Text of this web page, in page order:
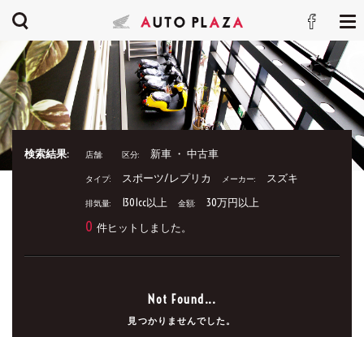
検索結果: 店舗: 区分: 新車 ・ 中古車
タイプ: スポーツ/レプリカ メーカー: スズキ
排気量: 1301cc以上 金額: 30万円以上
0 件ヒットしました。
Not Found...
見つかりませんでした。